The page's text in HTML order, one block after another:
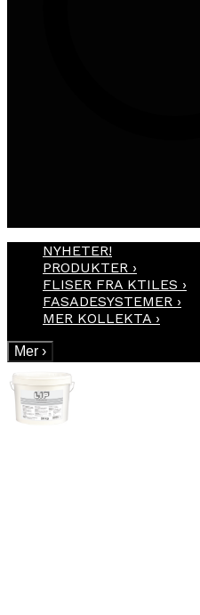
NYHETER!
PRODUKTER ›
FLISER FRA KTILES ›
FASADESYSTEMER ›
MER KOLLEKTA ›
Mer ›